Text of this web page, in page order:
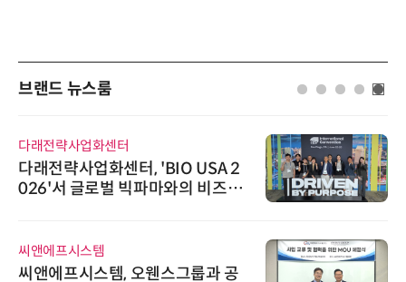
브랜드 뉴스룸
다래전략사업화센터
다래전략사업화센터, 'BIO USA 2
026'서 글로벌 빅파마와의 비즈니
씨앤에프시스템
씨앤에프시스템, 오웬스그룹과 공